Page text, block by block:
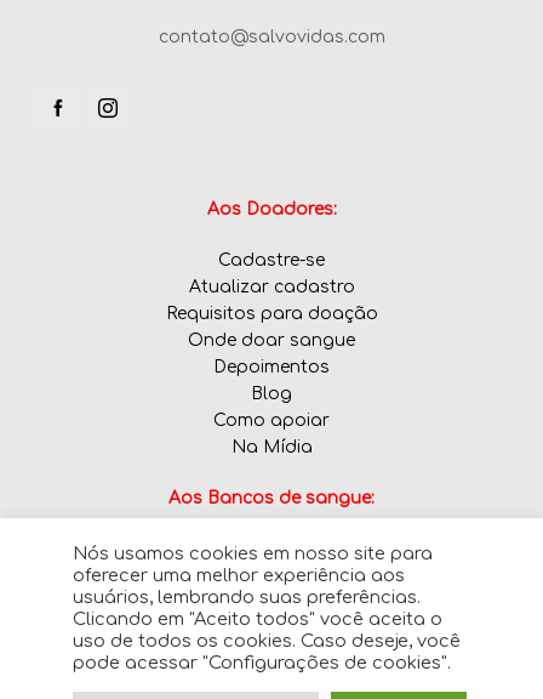
contato@salvovidas.com
Aos Doadores:
Cadastre-se
Atualizar cadastro
Requisitos para doação
Onde doar sangue
Depoimentos
Blog
Como apoiar
Na Mídia
Aos Bancos de sangue:
Informe tipos sanguíneos em falta
© 2026 · SalvoVidas.com - Todos os direitos
Nós usamos cookies em nosso site para
oferecer uma melhor experiência aos
usuários, lembrando suas preferências.
Clicando em "Aceito todos" você aceita o
uso de todos os cookies. Caso deseje, você
pode acessar "Configurações de cookies".